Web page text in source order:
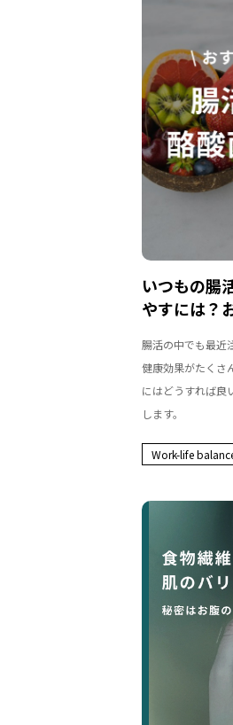
いつもの腸
やすには？
腸活の中でも最近
健康効果がたくさ
にはどうすれば良
します。
Work-life